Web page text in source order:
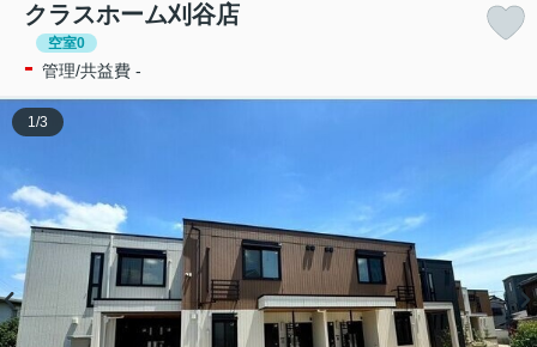
クラスホーム刈谷店
空室0
- 管理/共益費 -
1/3